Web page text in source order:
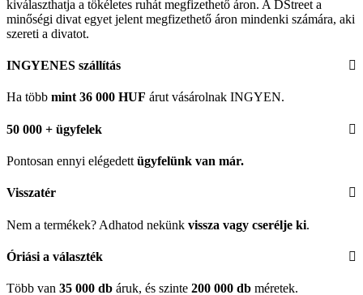
kiválaszthatja a tökéletes ruhát megfizethető áron. A DStreet a
minőségi divat egyet jelent megfizethető áron mindenki számára, aki
szereti a divatot.
INGYENES szállítás
Ha több mint 36 000 HUF árut vásárolnak INGYEN.
50 000 + ügyfelek
Pontosan ennyi elégedett ügyfelünk van már.
Visszatér
Nem a termékek? Adhatod nekünk vissza vagy cserélje ki.
Óriási a választék
Több van 35 000 db áruk, és szinte 200 000 db méretek.